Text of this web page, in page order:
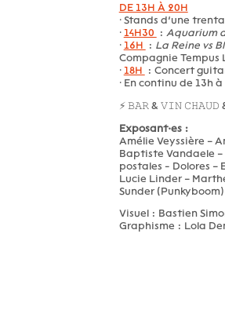
DE 13H À 20H
⸱ Stands d’une
⸱ 14H30 : Aquarium
⸱ 16H : La Reine vs
Compagnie Tempus
⸱ 18H : Concert
⸱ En continu de 13h
⚡ 𝙱𝙰𝚁 & 𝚅𝙸𝙽 𝙲𝙷𝙰𝚄𝙳
Exposant·es :
Amélie Veyssière –
Baptiste Vandaele –
postales - Dolores –
Lucie Linder –
Sunder
Visuel : Bastien
Graphisme : Lola